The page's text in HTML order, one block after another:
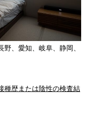
、愛知、岐阜、静岡、
種歴または陰性の検査結